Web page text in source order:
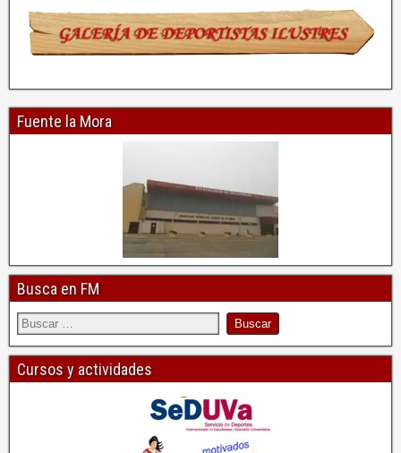
Fuente la Mora
Busca en FM
Cursos y actividades